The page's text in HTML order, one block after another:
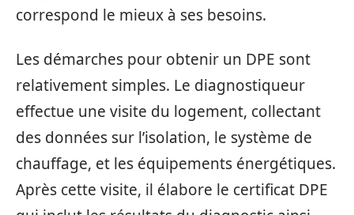
correspond le mieux à ses besoins.
Les démarches pour obtenir un DPE sont
relativement simples. Le diagnostiqueur
effectue une visite du logement, collectant
des données sur l’isolation, le système de
chauffage, et les équipements énergétiques.
Après cette visite, il élabore le certificat DPE